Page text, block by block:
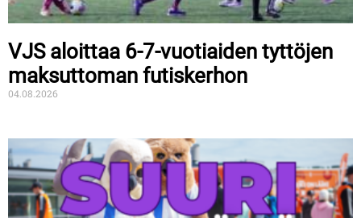
VJS aloittaa 6-7-vuotiaiden tyttöjen
maksuttoman futiskerhon
04.08.2026